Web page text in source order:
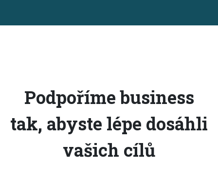
Podpoříme business
tak, abyste lépe dosáhli
vašich cílů